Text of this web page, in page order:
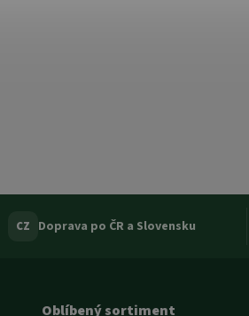
CZ Doprava po ČR a Slovensku
Oblíbený sortiment